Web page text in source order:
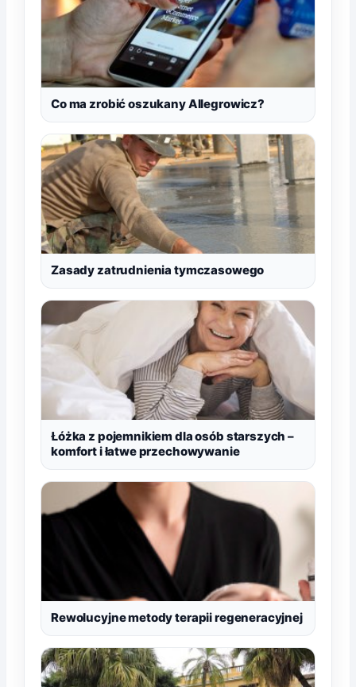
Co ma zrobić oszukany Allegrowicz?
Zasady zatrudnienia tymczasowego
Łóżka z pojemnikiem dla osób starszych –
komfort i łatwe przechowywanie
Rewolucyjne metody terapii regeneracyjnej